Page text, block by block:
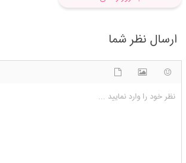
ارسال نظر شما
نظر خود را وارد نمایید ...